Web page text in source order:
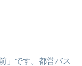
」です。都営バス